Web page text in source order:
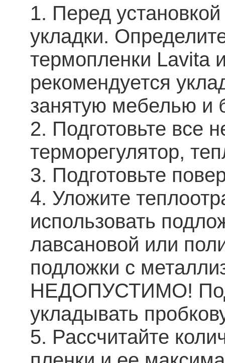
1. Перед
укладки.
термопленки Lavita
рекомендуется
занятую мебелью и
2. Подготовьте все
терморегулятор,
3. Подготовьте
4. Уложите
использовать
лавсановой или
подложки с
НЕДОПУСТИМО! Под
укладывать
5. Рассчитайте